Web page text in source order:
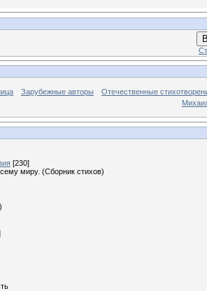
Зарубежные авторы
Отечественные
[230]
миру. (Сборник стихов)